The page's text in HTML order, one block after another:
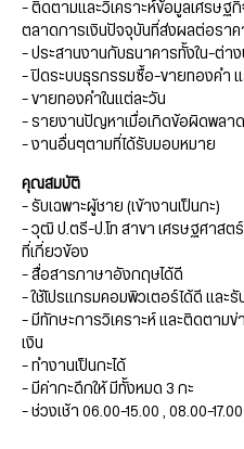
– ติดตามและวิเคราะห์ข้อมูลเศรษฐ
ตลาดการเงินปัจจุบันที่ส่งผลต่อราค
– ประสานงานกับธนาคารทั้งใน-ต่าง
– ปิดระบบธุรกรรมซื้อ-ขายทองคำ
– ขายทองคำในแต่ละวัน
– รายงานปัญหาเมื่อเกิดข้อผิดพลา
– งานอื่นๆตามที่ได้รับมอบหมาย
คุณสมบัติ
– รับเฉพาะผู้ชาย (เข้างานเป็นกะ)
– วุฒิ ป.ตรี-ป.โท สาขา เศรษฐศาส
ที่เกี่ยวข้อง
– สื่อสารภาษาอังกฤษได้ดี
– ใช้โปรแกรมคอมพิวเตอร์ได้ดี และ
– มีทักษะการวิเคราะห์ และติดตาม
เงิน
– ทำงานเป็นกะได้
– มีค่ากะดึกให้ มีทั้งหมด 3 กะ
– ช่วงเช้า 06.00-15.00 , 08.00-